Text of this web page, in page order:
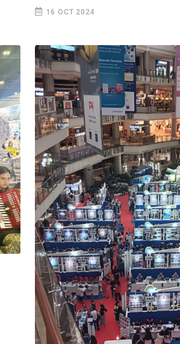
16 OCT 2024